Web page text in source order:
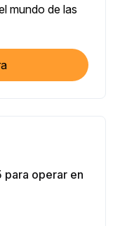
mundo de las
para operar en